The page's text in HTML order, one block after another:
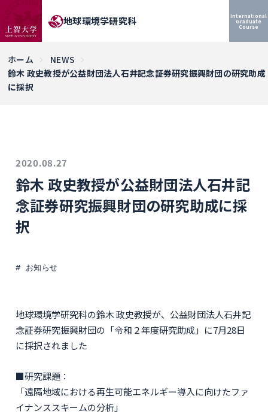
地球環境学研究科
International
Graduate
Course
ホーム
NEWS
鈴木 政史教授が公益財団法人石井記念証券研究振興財団の研究助成
に採択
2020.08.27
鈴木 政史教授が公益財団法人石井記
念証券研究振興財団の研究助成に採
択
お知らせ
地球環境学研究科の鈴木 政史教授が、公益財団法人石井記
念証券研究振興財団の「令和２年度研究助成」に7月28日
に採択されました
■研究課題：
「遠隔地域における再生可能エネルギー導入に向けたファ
イナンススキームの分析」